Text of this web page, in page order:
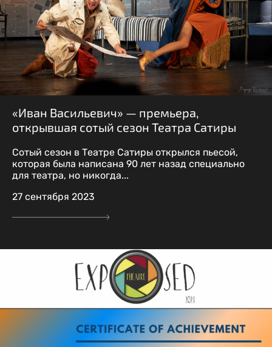
«Иван Васильевич» — премьера,
открывшая сотый сезон Театра Сатиры
Сотый сезон в Театре Сатиры открылся пьесой,
которая была написана 90 лет назад специально
для театра, но никогда...
27 сентября 2023